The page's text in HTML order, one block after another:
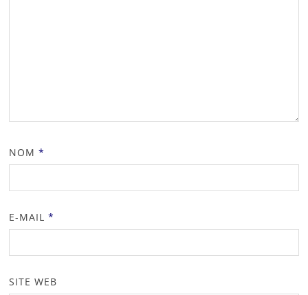
NOM*
E-MAIL*
SITE WEB